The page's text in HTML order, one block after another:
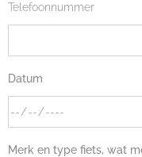
Telefoonnummer
Datum
Merk en type fiets, wat